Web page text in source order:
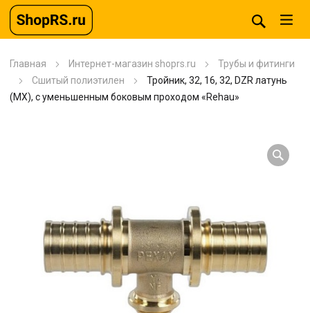
Главная Интернет-магазин shoprs.ru
Трубы и фитинги
Сшитый полиэтилен
Тройник, 32, 16, 32, DZR латунь
(MX), с уменьшенным боковым проходом «Rehau»